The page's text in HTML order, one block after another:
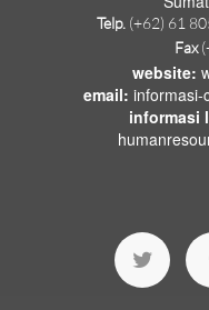
Telp. (+62) 61
Fax
website:
email: informasi-
informasi